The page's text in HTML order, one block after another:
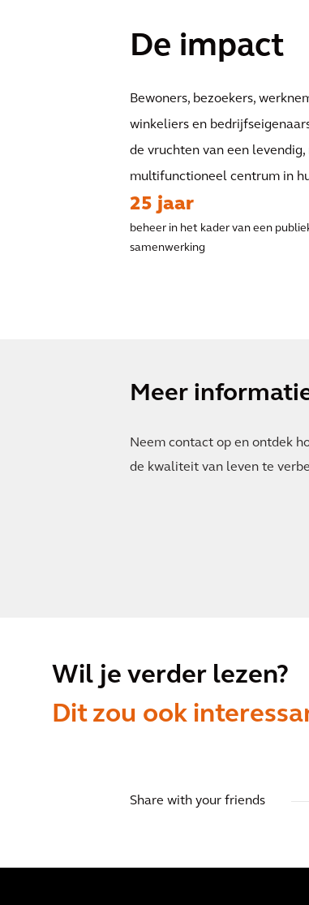
De impact
Bewoners, bezoekers,
winkeliers en
de vruchten van een levendig,
multifunctioneel centrum in
25 jaar
beheer in het kader van een
samenwerking
Meer
Neem contact op en ontdek
de kwaliteit van leven te
Wil je verder lezen?
Dit zou ook
Share with your friends